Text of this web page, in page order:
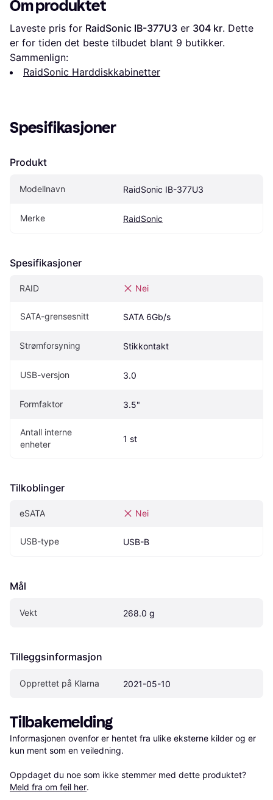
Om produktet
Laveste pris for RaidSonic IB-377U3 er 304 kr. Dette
er for tiden det beste tilbudet blant 9 butikker.
Sammenlign:
RaidSonic Harddiskkabinetter
Spesifikasjoner
Produkt
Modellnavn RaidSonic IB-377U3
Merke RaidSonic
Spesifikasjoner
RAID Nei
SATA-grensesnitt SATA 6Gb/s
Strømforsyning Stikkontakt
USB-versjon 3.0
Formfaktor 3.5"
Antall interne
enheter
1 st
Tilkoblinger
eSATA Nei
USB-type USB-B
Mål
Vekt 268.0 g
Tilleggsinformasjon
Opprettet på Klarna 2021-05-10
Tilbakemelding
Informasjonen ovenfor er hentet fra ulike eksterne kilder og er
kun ment som en veiledning.
Oppdaget du noe som ikke stemmer med dette produktet?
Meld fra om feil her.